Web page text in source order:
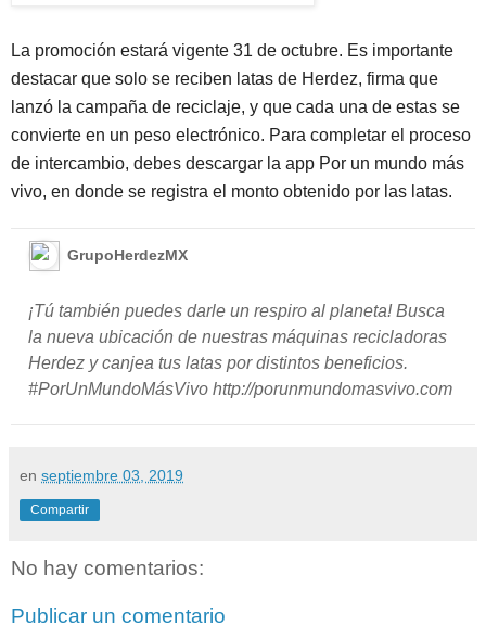
La promoción estará vigente 31 de octubre. Es importante
destacar que solo se reciben latas de Herdez, firma que
lanzó la campaña de reciclaje, y que cada una de estas se
convierte en un peso electrónico. Para completar el proceso
de intercambio, debes descargar la app Por un mundo más
vivo, en donde se registra el monto obtenido por las latas.
GrupoHerdezMX
¡Tú también puedes darle un respiro al planeta! Busca
la nueva ubicación de nuestras máquinas recicladoras
Herdez y canjea tus latas por distintos beneficios.
#PorUnMundoMásVivo http://porunmundomasvivo.com
en septiembre 03, 2019
Compartir
No hay comentarios:
Publicar un comentario